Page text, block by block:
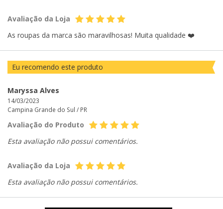
Avaliação da Loja
As roupas da marca são maravilhosas! Muita qualidade ❤️
Eu recomendo este produto
Maryssa Alves
14/03/2023
Campina Grande do Sul / PR
Avaliação do Produto
Esta avaliação não possui comentários.
Avaliação da Loja
Esta avaliação não possui comentários.